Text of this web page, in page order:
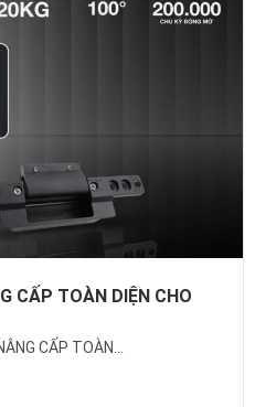
CẤP TOÀN DIỆN CHO
CẤP TOÀN...